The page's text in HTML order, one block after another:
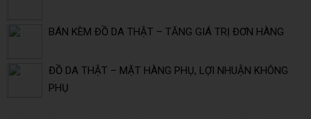
BÁN KÈM ĐỒ DA THẬT – TĂNG GIÁ TRỊ ĐƠN HÀNG
ĐỒ DA THẬT – MẶT HÀNG PHỤ, LỢI NHUẬN KHÔNG
PHỤ